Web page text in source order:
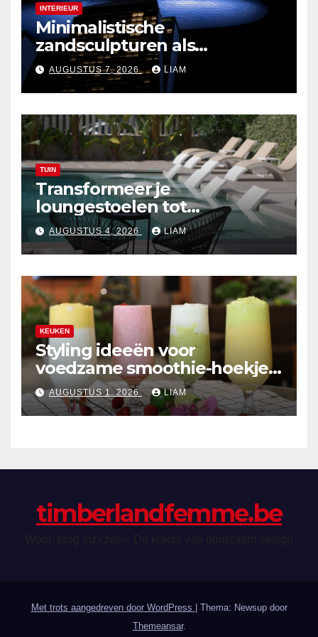
INTERIEUR
Minimalistische
zandsculpturen als
interieurdecoratie
AUGUSTUS 7, 2026 LIAM
TUIN
Transformeer je
loungestoelen tot
zonvriendelijke zitplekken
AUGUSTUS 4, 2026 LIAM
KEUKEN
Styling ideeën voor
voedzame smoothie-hoekjes
in de keuken
AUGUSTUS 1, 2026 LIAM
timberlandfemme.be
Met trots aangedreven door WordPress
Thema: Newsup door
Themeansar.